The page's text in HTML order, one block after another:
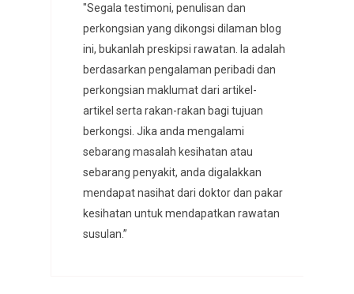
"Segala testimoni, penulisan dan
perkongsian yang dikongsi dilaman blog
ini, bukanlah preskipsi rawatan. Ia adalah
berdasarkan pengalaman peribadi dan
perkongsian maklumat dari artikel-
artikel serta rakan-rakan bagi tujuan
berkongsi. Jika anda mengalami
sebarang masalah kesihatan atau
sebarang penyakit, anda digalakkan
mendapat nasihat dari doktor dan pakar
kesihatan untuk mendapatkan rawatan
susulan.”